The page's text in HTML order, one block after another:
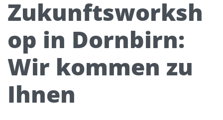
Zukunftsworksh
op in Dornbirn:
Wir kommen zu
Ihnen